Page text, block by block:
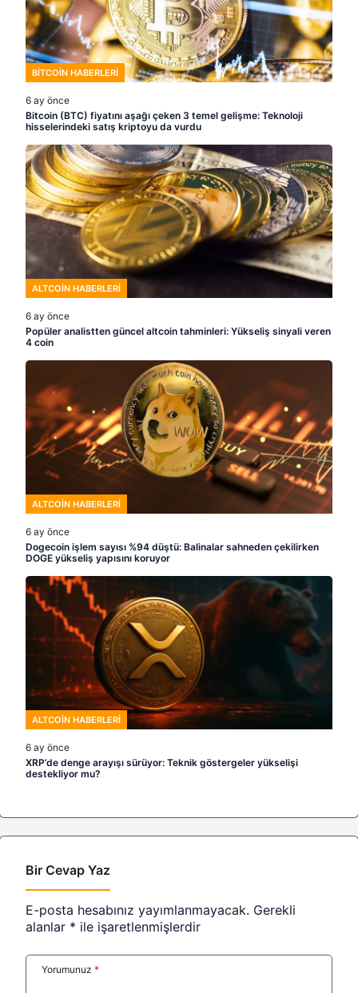
BITCOIN HABERLERI
6 ay önce
Bitcoin (BTC) fiyatını aşağı çeken 3 temel gelişme: Teknoloji
hisselerindeki satış kriptoyu da vurdu
ALTCOIN HABERLERI
6 ay önce
Popüler analistten güncel altcoin tahminleri: Yükseliş sinyali veren
4 coin
ALTCOIN HABERLERI
6 ay önce
Dogecoin işlem sayısı %94 düştü: Balinalar sahneden çekilirken
DOGE yükseliş yapısını koruyor
ALTCOIN HABERLERI
6 ay önce
XRP’de denge arayışı sürüyor: Teknik göstergeler yükselişi
destekliyor mu?
Bir Cevap Yaz
E-posta hesabınız yayımlanmayacak. Gerekli
alanlar * ile işaretlenmişlerdir
Yorumunuz *